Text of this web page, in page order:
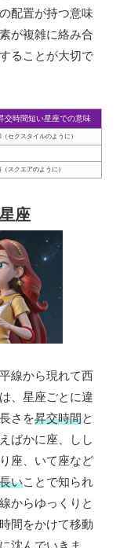
配置が持つ意味
が複雑に絡み合
ることが大切で
交時間短い星座での意味
（セクスタイルのように）
（スクエアのように）
座
線から現れて西
、星座ごとに違
さを昇交時間と
ばかに座、しし
座、いて座など
いことで知られ
からゆっくりと
間をかけて移動